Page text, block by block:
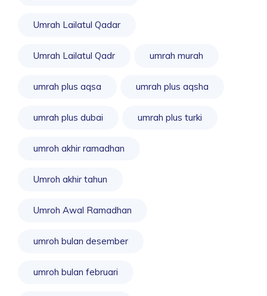
Umrah Lailatul Qadar
Umrah Lailatul Qadr umrah murah
umrah plus aqsa umrah plus aqsha
umrah plus dubai umrah plus turki
umroh akhir ramadhan
Umroh akhir tahun
Umroh Awal Ramadhan
umroh bulan desember
umroh bulan februari